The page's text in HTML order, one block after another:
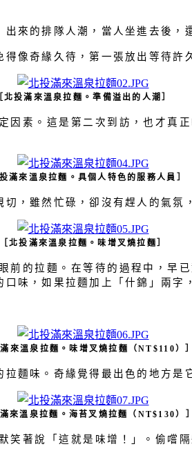
來的排隊人潮，當人坐進去後，
奇緣久待，第一張放出等待許
北投滿來溫泉拉麵。準備溢出的人潮］
。這是第二次到訪，也才真
投滿來溫泉拉麵。具個人特色的服務人員］
雖然忙碌，卻沒有趕人的氣氛
［北投滿來溫泉拉麵。味增叉燒拉麵］
拉麵。在等待的過程中，早
味，如果拉麵加上「什錦」兩字
滿來溫泉拉麵。味增叉燒拉麵（NT$110 ）］
味。奇緣覺得最出色的地方是
滿來溫泉拉麵。海苔叉燒拉麵（ NT$130 ）］
說「這就是味增！」。偷嚐